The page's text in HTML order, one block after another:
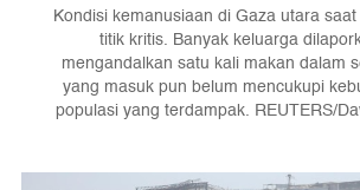
Kondisi kemanusiaan di Gaza utara
titik kritis. Banyak keluarga
mengandalkan satu kali makan dalam
yang masuk pun belum mencukupi
populasi yang terdampak. REUTERS/